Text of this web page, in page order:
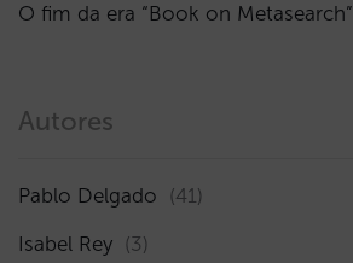
O fim da era “Book on Metasearch”
Autores
Pablo Delgado (41)
Isabel Rey (3)